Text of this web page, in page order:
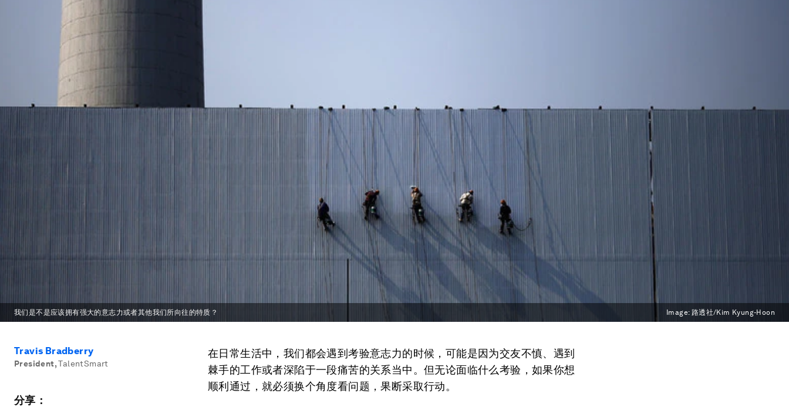
我们是不是应该拥有强大的意志力或者其他我们所向往的特质？ Image: 路透社/Kim Kyung-Hoon
Travis Bradberry
President, TalentSmart
分享：
在日常生活中，我们都会遇到考验意志力的时候，可能是因为交友不慎、遇到
棘手的工作或者深陷于一段痛苦的关系当中。但无论面临什么考验，如果你想
顺利通过，就必须换个角度看问题，果断采取行动。